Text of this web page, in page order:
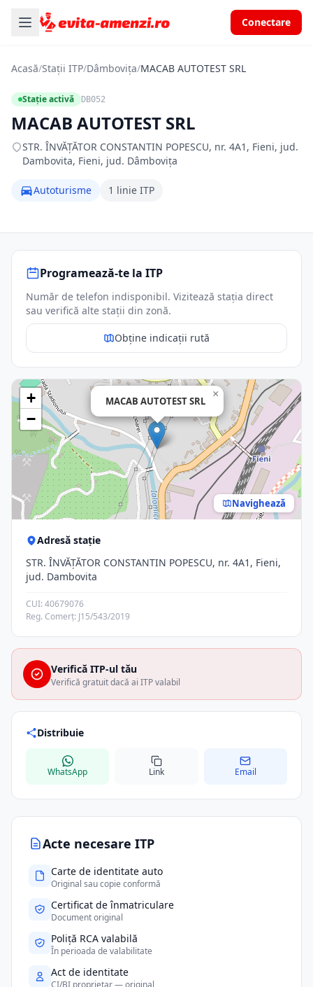
Conectare
Acasă/Stații ITP/Dâmbovița/MACAB AUTOTEST SRL
Stație activă DB052
MACAB AUTOTEST SRL
STR. ÎNVĂŢĂTOR CONSTANTIN POPESCU, nr. 4A1, Fieni, jud.
Dambovita, Fieni, jud. Dâmbovița
Autoturisme 1 linie ITP
Acte necesare ITP
Carte de identitate auto
Original sau copie conformă
Certificat de înmatriculare
Document original
Poliță RCA valabilă
În perioada de valabilitate
Act de identitate
CI/BI proprietar — original
Programează-te la ITP
Număr de telefon indisponibil. Vizitează stația direct
sau verifică alte stații din zonă.
Obține indicații rută
MACAB AUTOTEST SRL
×
+
−
Navighează
Adresă stație
STR. ÎNVĂŢĂTOR CONSTANTIN POPESCU, nr. 4A1, Fieni,
jud. Dambovita
CUI: 40679076
Reg. Comerț: J15/543/2019
Verifică ITP-ul tău
Verifică gratuit dacă ai ITP valabil
Distribuie
WhatsApp Link Email